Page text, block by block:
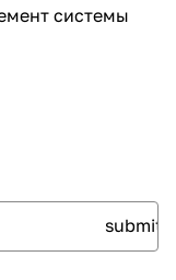
системы